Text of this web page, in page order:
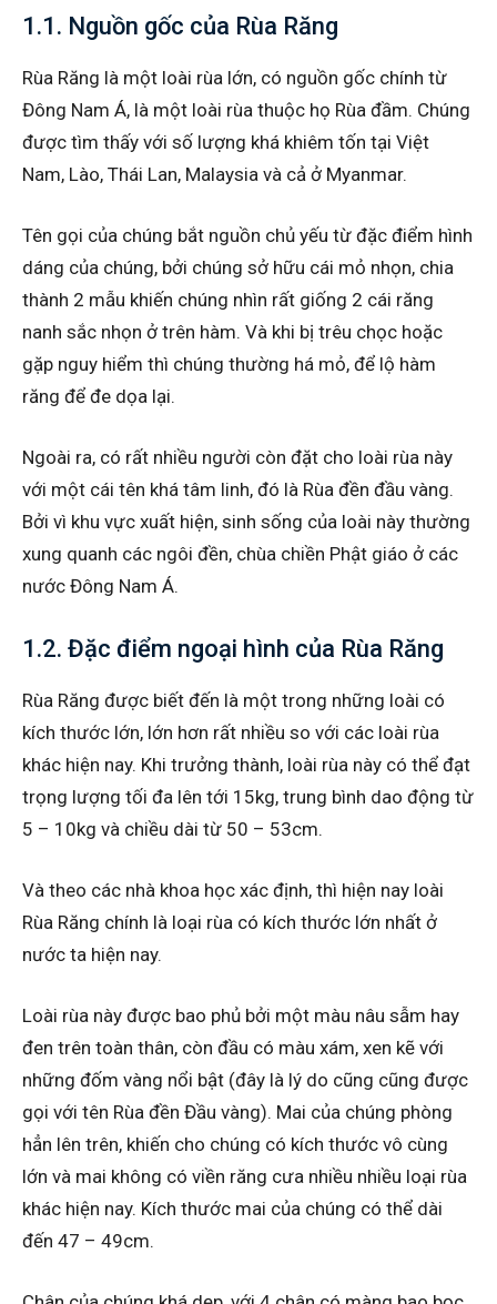
1.1. Nguồn gốc của Rùa Răng
Rùa Răng là một loài rùa lớn, có nguồn gốc chính từ
Đông Nam Á, là một loài rùa thuộc họ Rùa đầm. Chúng
được tìm thấy với số lượng khá khiêm tốn tại Việt
Nam, Lào, Thái Lan, Malaysia và cả ở Myanmar.
Tên gọi của chúng bắt nguồn chủ yếu từ đặc điểm hình
dáng của chúng, bởi chúng sở hữu cái mỏ nhọn, chia
thành 2 mẫu khiến chúng nhìn rất giống 2 cái răng
nanh sắc nhọn ở trên hàm. Và khi bị trêu chọc hoặc
gặp nguy hiểm thì chúng thường há mỏ, để lộ hàm
răng để đe dọa lại.
Ngoài ra, có rất nhiều người còn đặt cho loài rùa này
với một cái tên khá tâm linh, đó là Rùa đền đầu vàng.
Bởi vì khu vực xuất hiện, sinh sống của loài này thường
xung quanh các ngôi đền, chùa chiền Phật giáo ở các
nước Đông Nam Á.
1.2. Đặc điểm ngoại hình của Rùa Răng
Rùa Răng được biết đến là một trong những loài có
kích thước lớn, lớn hơn rất nhiều so với các loài rùa
khác hiện nay. Khi trưởng thành, loài rùa này có thể đạt
trọng lượng tối đa lên tới 15kg, trung bình dao động từ
5 – 10kg và chiều dài từ 50 – 53cm.
Và theo các nhà khoa học xác định, thì hiện nay loài
Rùa Răng chính là loại rùa có kích thước lớn nhất ở
nước ta hiện nay.
Loài rùa này được bao phủ bởi một màu nâu sẫm hay
đen trên toàn thân, còn đầu có màu xám, xen kẽ với
những đốm vàng nổi bật (đây là lý do cũng cũng được
gọi với tên Rùa đền Đầu vàng). Mai của chúng phòng
hẳn lên trên, khiến cho chúng có kích thước vô cùng
lớn và mai không có viền răng cưa nhiều nhiều loại rùa
khác hiện nay. Kích thước mai của chúng có thể dài
đến 47 – 49cm.